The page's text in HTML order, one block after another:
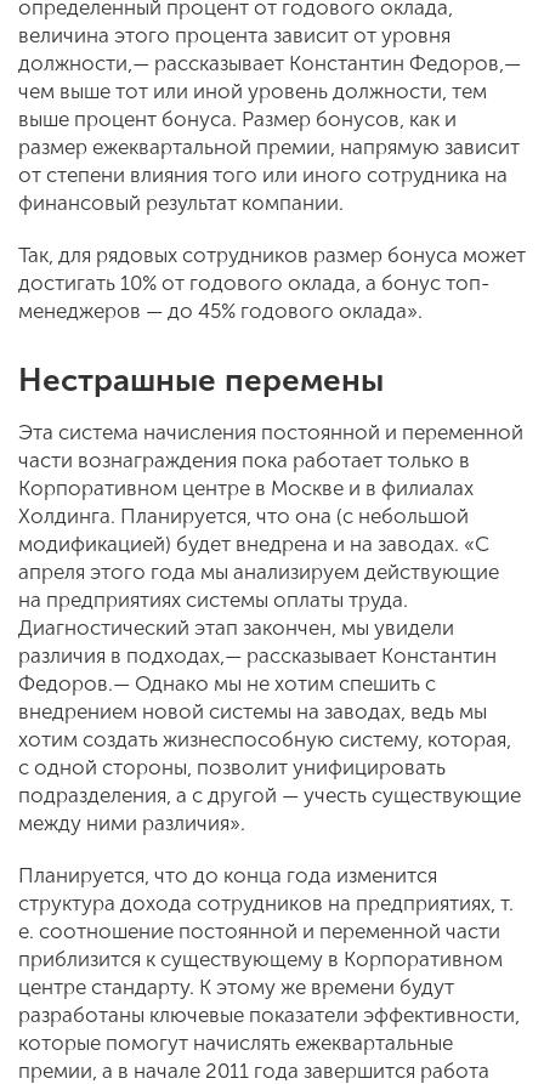
определенный процент от годового оклада,
величина этого процента зависит от уровня
должности,— рассказывает Константин Федоров,—
чем выше тот или иной уровень должности, тем
выше процент бонуса. Размер бонусов, как и
размер ежеквартальной премии, напрямую зависит
от степени влияния того или иного сотрудника на
финансовый результат компании.
Так, для рядовых сотрудников размер бонуса может
достигать 10% от годового оклада, а бонус топ-
менеджеров — до 45% годового оклада».
Нестрашные перемены
Эта система начисления постоянной и переменной
части вознаграждения пока работает только в
Корпоративном центре в Москве и в филиалах
Холдинга. Планируется, что она (с небольшой
модификацией) будет внедрена и на заводах. «С
апреля этого года мы анализируем действующие
на предприятиях системы оплаты труда.
Диагностический этап закончен, мы увидели
различия в подходах,— рассказывает Константин
Федоров.— Однако мы не хотим спешить с
внедрением новой системы на заводах, ведь мы
хотим создать жизнеспособную систему, которая,
с одной стороны, позволит унифицировать
подразделения, а с другой — учесть существующие
между ними различия».
Планируется, что до конца года изменится
структура дохода сотрудников на предприятиях, т.
е. соотношение постоянной и переменной части
приблизится к существующему в Корпоративном
центре стандарту. К этому же времени будут
разработаны ключевые показатели эффективности,
которые помогут начислять ежеквартальные
премии, а в начале 2011 года завершится работа